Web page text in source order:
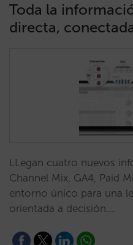
Toda la
directa,
LLegan cuatro nuevos
Channel Mix, GA4, Paid
entorno único para una
orientada a decisión.…